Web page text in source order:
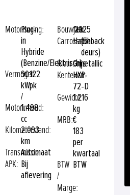
Motorisering:
Plug-
in
Hybride
(Benzine/Elektrisch)
Vermogen:
90
kW
/
122
pk
Motorinhoud:
1.498
cc
Kilometerstand:
2.093
km
Transmissie:
Automaat
APK: Bij
aflevering
Bouwjaar:
feb
2025
Carrosserie:
Hatchback
(5-
deurs)
Kleur:Grijsmetallic
Kenteken:
HXP-
72-D
Gewicht:
1.216
kg
MRB:€
183
per
kwartaal
BTW
/
Marge:
BTW